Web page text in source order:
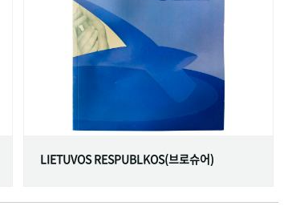
LIETUVOS RESPUBLKOS(브로슈어)